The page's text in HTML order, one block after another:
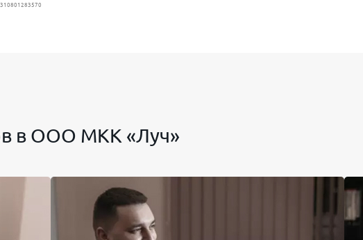
в ООО МКК «Луч»